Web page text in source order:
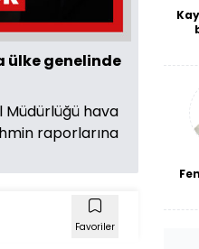
ülke genelinde
Müdürlüğü hava
raporlarına
Favoriler